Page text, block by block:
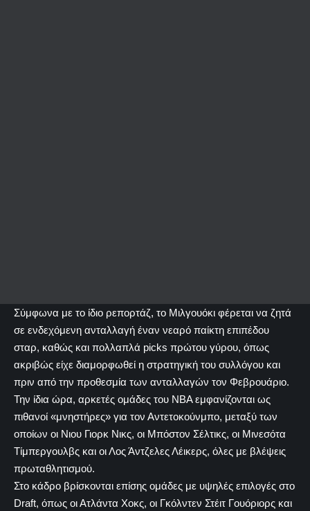
Σύμφωνα με το ίδιο ρεπορτάζ, το Μιλγουόκι φέρεται να ζητά
σε ενδεχόμενη ανταλλαγή έναν νεαρό παίκτη επιπέδου
σταρ, καθώς και πολλαπλά picks πρώτου γύρου, όπως
ακριβώς είχε διαμορφωθεί η στρατηγική του συλλόγου και
πριν από την προθεσμία των ανταλλαγών τον Φεβρουάριο.
Την ίδια ώρα, αρκετές ομάδες του NBA εμφανίζονται ως
πιθανοί «μνηστήρες» για τον Αντετοκούνμπο, μεταξύ των
οποίων οι Νιου Γιορκ Νικς, οι Μπόστον Σέλτικς, οι Μινεσότα
Τίμπεργουλβς και οι Λος Άντζελες Λέικερς, όλες με βλέψεις
πρωταθλητισμού.
Στο κάδρο βρίσκονται επίσης ομάδες με υψηλές επιλογές στο
Draft, όπως οι Ατλάντα Χοκς, οι Γκόλντεν Στέιτ Γουόριορς και